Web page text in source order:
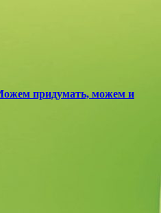
придумать, можем и